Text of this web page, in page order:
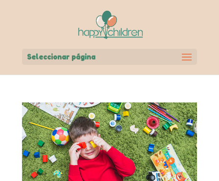
Seleccionar página